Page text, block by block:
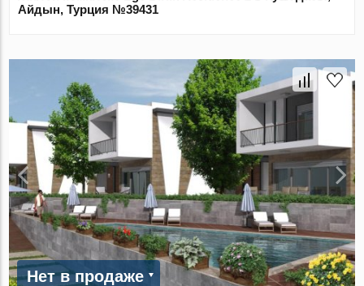
Айдын, Турция №39431
Нет в продаже